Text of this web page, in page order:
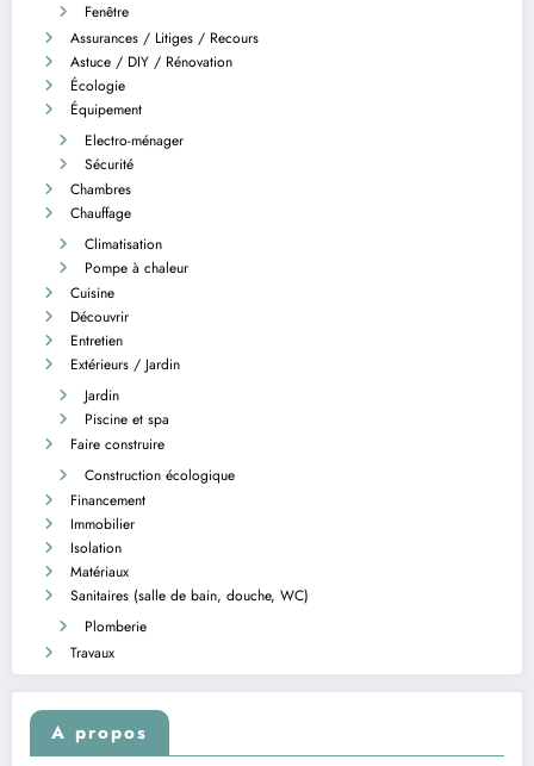
Fenêtre
Assurances / Litiges / Recours
Astuce / DIY / Rénovation
Écologie
Équipement
Electro-ménager
Sécurité
Chambres
Chauffage
Climatisation
Pompe à chaleur
Cuisine
Découvrir
Entretien
Extérieurs / Jardin
Jardin
Piscine et spa
Faire construire
Construction écologique
Financement
Immobilier
Isolation
Matériaux
Sanitaires (salle de bain, douche, WC)
Plomberie
Travaux
A propos